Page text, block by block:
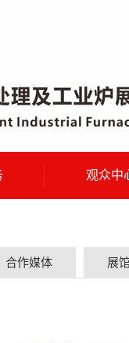
观众中
合作媒体 展